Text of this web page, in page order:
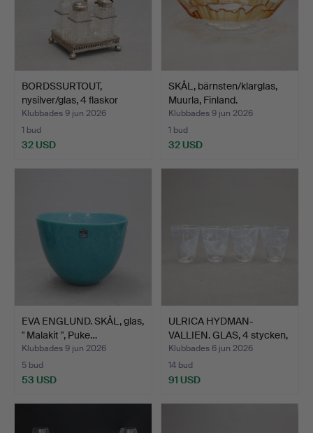
BORDSSURTOUT,
nysilver/glas, 4 flaskor
med…
Klubbades 9 jun 2026
1 bud
32 USD
SKÅL, bärnsten/klarglas,
Muurla, Finland.
Klubbades 9 jun 2026
1 bud
32 USD
EVA ENGLUND. SKÅL, glas,
" Malakit ", Puke…
Klubbades 9 jun 2026
5 bud
53 USD
ULRICA HYDMAN-
VALLIEN. GLAS, 4 stycken,
" …
Klubbades 6 jun 2026
14 bud
91 USD